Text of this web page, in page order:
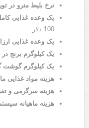
نرخ بلیط مترو در
یک وعده غذایی
100 دلار
یک وعده غذایی
یک کیلوگرم برنج در
یک کیلوگرم گوشت
هزینه مواد غذایی
هزینه سرگرمی و
هزینه ماهیانه